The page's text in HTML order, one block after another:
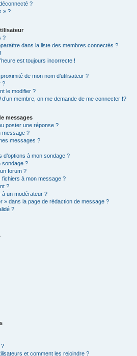
?
» ?
?
dans la liste des membres connectés ?
est toujours incorrecte !
de mon nom d’utilisateur ?
?
le modifier ?
d’un membre, on me demande de me connecter !?
messages
poster une réponse ?
message ?
messages ?
d’options à mon sondage ?
sondage ?
forum ?
fichiers à mon message ?
?
un modérateur ?
» dans la page de rédaction de message ?
?
?
et comment les rejoindre ?